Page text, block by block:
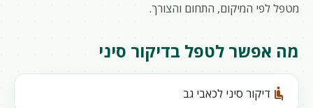
מטפל לפי המיקום, התחום והצורך.
מה אפשר לטפל בדיקור סיני
airline_seat_recline_normal דיקור סיני לכאבי גב